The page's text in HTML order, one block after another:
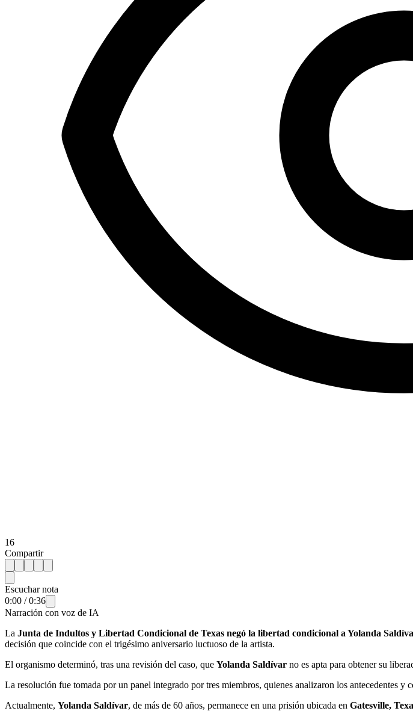
16
Compartir
Escuchar nota
0:00 /0:36
Narración con voz de IA
La Junta de Indultos y Libertad Condicional de Texas negó la libertad condicional a Yolanda
decisión que coincide con el trigésimo aniversario luctuoso de la artista.
El organismo determinó, tras una revisión del caso, que Yolanda Saldívar no es apta para obtener su
La resolución fue tomada por un panel integrado por tres miembros, quienes analizaron los antecedentes y
Actualmente, Yolanda Saldívar, de más de 60 años, permanece en una prisión ubicada en Gatesville,